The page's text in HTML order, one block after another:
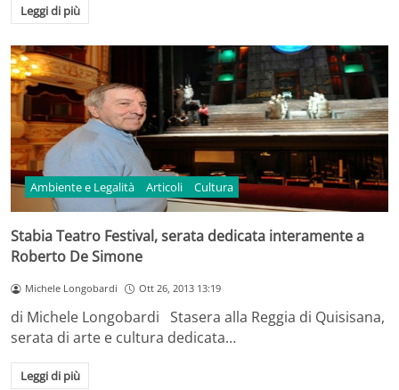
Leggi di più
Ambiente e Legalità Articoli Cultura
Stabia Teatro Festival, serata dedicata interamente a
Roberto De Simone
Michele Longobardi Ott 26, 2013 13:19
di Michele Longobardi Stasera alla Reggia di Quisisana,
serata di arte e cultura dedicata…
Leggi di più